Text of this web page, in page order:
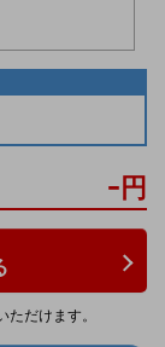
- 円
ただけます。